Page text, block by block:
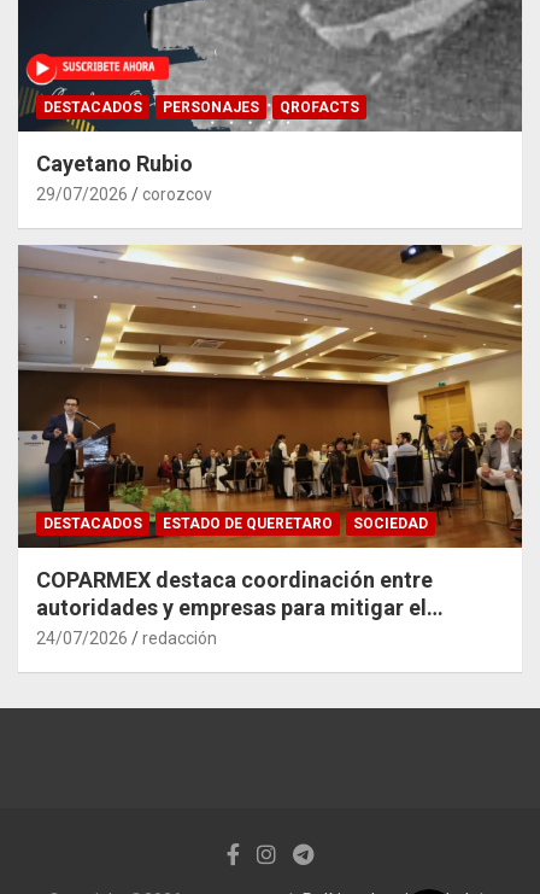
DESTACADOS PERSONAJES QROFACTS
Cayetano Rubio
29/07/2026 corozcov
DESTACADOS ESTADO DE QUERETARO SOCIEDAD
COPARMEX destaca coordinación entre
autoridades y empresas para mitigar el
impacto del Tren México–Querétaro
24/07/2026 redacción